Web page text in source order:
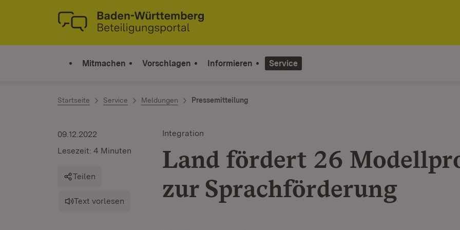
Zum Inhalt springen
Link zur Startseite
Mitmachen Vorschlagen Informieren Service
Startseite Service Meldungen Pressemitteilung
Integration
Land fördert 26
zur Sprachförderung
09.12.2022
Lesezeit: 4 Minuten
Teilen
Text vorlesen